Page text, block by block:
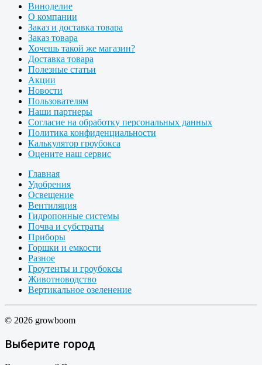
Виноделие
О компании
Заказ и доставка товара
Заказ товара
Хочешь такой же магазин?
Доставка товара
Полезные статьи
Акции
Новости
Пользователям
Наши партнеры
Согласие на обработку персональных данных
Политика конфиденциальности
Калькулятор гроубокса
Оцените наш сервис
Главная
Удобрения
Освещение
Вентиляция
Гидропонные системы
Почва и субстраты
Приборы
Горшки и емкости
Разное
Гроутенты и гроубоксы
Животноводство
Вертикальное озеленение
© 2026 growboom
Выберите город